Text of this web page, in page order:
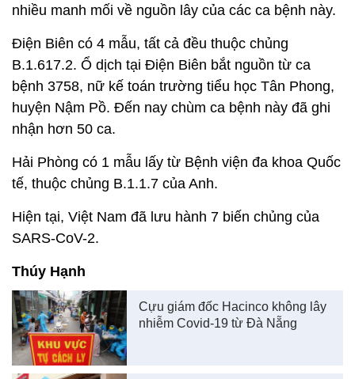
nhiều manh mối về nguồn lây của các ca bệnh này.
Điện Biên có 4 mẫu, tất cả đều thuộc chủng
B.1.617.2. Ổ dịch tại Điện Biên bắt nguồn từ ca
bệnh 3758, nữ kế toán trường tiểu học Tân Phong,
huyện Nậm Pồ. Đến nay chùm ca bệnh này đã ghi
nhận hơn 50 ca.
Hải Phòng có 1 mẫu lấy từ Bệnh viện đa khoa Quốc
tế, thuộc chủng B.1.1.7 của Anh.
Hiện tại, Việt Nam đã lưu hành 7 biến chủng của
SARS-CoV-2.
Thúy Hạnh
Cựu giám đốc Hacinco không lây
nhiễm Covid-19 từ Đà Nẵng